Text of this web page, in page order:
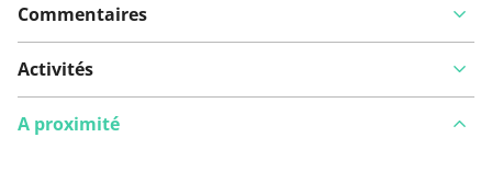
Commentaires
Activités
A proximité